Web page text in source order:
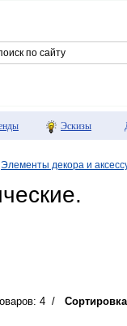
Эскизы
Элементы декора и
4 / Сортировка